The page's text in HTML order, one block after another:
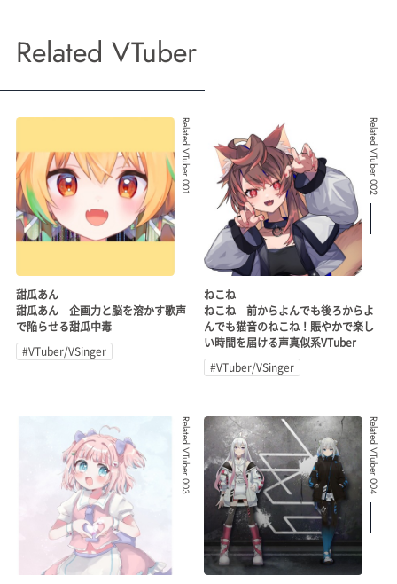
Related VTuber
Related VTuber 001
甜瓜あん
甜瓜あん 企画力と脳を溶かす歌声
で陥らせる甜瓜中毒
#VTuber/VSinger
Related VTuber 002
ねこね
ねこね 前からよんでも後ろからよ
んでも猫音のねこね！賑やかで楽し
い時間を届ける声真似系VTuber
#VTuber/VSinger
Related VTuber 003 Related VTuber 004